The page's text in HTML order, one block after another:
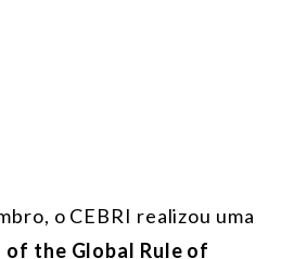
o CEBRI realizou uma
of the Global Rule of